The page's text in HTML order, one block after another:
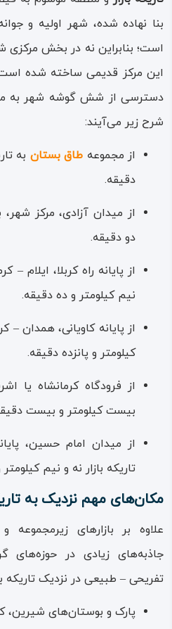
اصلی، تاریکه بازار فیض‌
آباد، بازار توپخانه، بازار
اسلامی، بازار زرگرها و بازار
سنتی.
بخش‌های وسیعی از این
بازارها هنوز بافت قدیمی و
قجری خود را حفظ کرده‌اند
و قسمت‌هایی از تعدادی از
آن‌ها مرمت و بازسازی
برخی از بازارها، ساخت‌ و
سازهایی با معماری جدید و
امروزی، بافت‌هایی نو را به
بافت قدیمی افزوده است.
مجموعه بازارهای سنتی و
موسوم به تاریکه‌ بازار
کرمانشاه، در بیش از
دویست‌ و هفتاد سال
امام‌ قلی حاکم آن زمان
کرمانشاه ساخته شد.
«عماد الدوله»، چنان که
بنا نهاده شده، شهر اولیه و
است؛ بنابراین نه در بخش مرکزی
این مرکز قدیمی ساخته شده
دسترسی از شش‌ گوشه شهر به
شرح زیر می‌آیند:
از مجموعه طاق بستان به
دقیقه.
از میدان آزادی، مرکز شهر،
دو دقیقه.
از پایانه راه کربلا، ایلام –
نیم کیلومتر و ده دقیقه.
از پایانه کاویانی، همدان –
کیلومتر و پانزده دقیقه.
از فرودگاه کرمانشاه یا
بیست کیلومتر و بیست
از میدان امام حسین،
تاریکه‌ بازار نه‌ و نیم
مکان‌های مهم نزدیک به
علاوه بر بازارهای زیرمجموعه
جاذبه‌های زیادی در حوزه‌های
تفریحی – طبیعی در نزدیک تاریکه‌
پارک و بوستان‌های شیرین،